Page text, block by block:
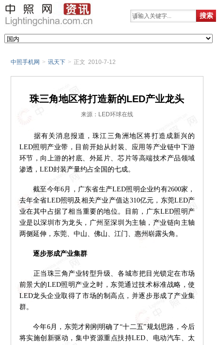
中照手机网 > 讯天下 > 正文 2010-7-12
珠三角地区将打造新的LED产业龙头
来源：LED环球在线
据有关消息报道，珠江三角洲地区将打造成新兴的
LED照明产业带，目前开始从封装、应用等产业链中下游
环节，向上游的衬底、外延片、芯片等高端技术产品领域
渗透，LED封装产量约占全国的七成。
截至今年6月，广东省生产LED照明企业约有2600家，
去年全省LED照明及相关产业产值达310亿元，东莞LED产
业在其中占据了相当重要的地位。目前，广东LED照明产
业是以深圳市为龙头，广州至深圳为主轴，产业链向主轴
两侧延伸，东莞、中山、佛山、江门、惠州崭露头角。
逐步形成产业集群
正当珠三角产业转型升级、各城市把目光锁定在市场
前景大的LED照明产业之时，东莞通过技术标准战略，使
LED龙头企业取得了市场的制高点，并逐步形成了产业集
群。
今年6月，东莞才刚刚明确了“十二五”规划思路，今后
将实施创新驱动，集中资源重点扶持LED、电动汽车、太